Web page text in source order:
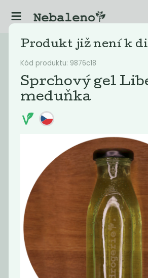
Katalog Mýdla
Filtrovat produkty
Doporučené
Tekutý šampón
Tierra Verde...
Kód produktu: 9876c18
Sprchový gel
meduňka
Produkt již není k